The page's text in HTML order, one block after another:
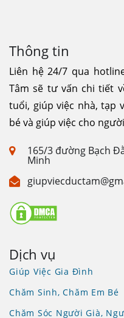
Thông tin
Liên hệ 24/7 qua
Tâm sẽ tư vấn chi tiết
tuổi, giúp việc nhà, tạp
bé và giúp việc cho
165/3 đường Bạch
Minh
Dịch vụ
Giúp Việc Gia Đình
Chăm Sinh, Chăm Em Bé
Chăm Sóc Người Già,